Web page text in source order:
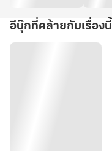
อีบุ๊กที่คล้ายกับเรื่องนี้